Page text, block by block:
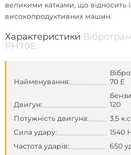
великими катками, що відносить
високопродуктивних машин.
Характеристики
PH70E:
Найменування:
70 E
Двигун:
120
Потужність двигуна:
3,5 к.с.
Сила удару:
1540
Частота ударів:
650